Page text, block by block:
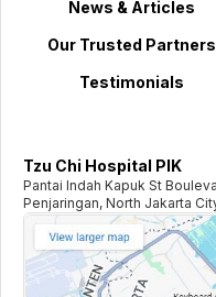
News & Articles
Our Trusted Partners
Testimonials
Tzu Chi Hospital PIK
Pantai Indah Kapuk St
Penjaringan, North Jakarta